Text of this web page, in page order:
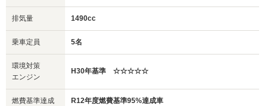
排気量 1490cc
乗車定員 5名
環境対策
エンジン
H30年基準 ☆☆☆☆☆
燃費基準達成 R12年度燃費基準95%達成車